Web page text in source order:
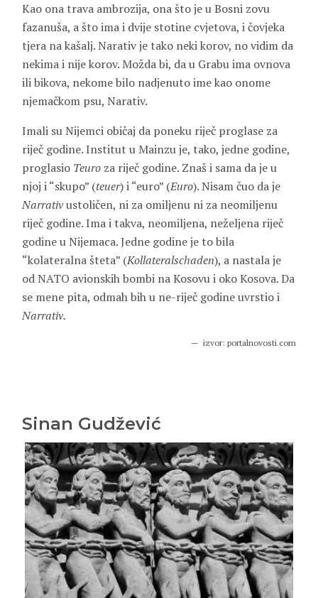
Kao ona trava ambrozija, ona što je u Bosni zovu
fazanuša, a što ima i dvije stotine cvjetova, i čovjeka
tjera na kašalj. Narativ je tako neki korov, no vidim da
nekima i nije korov. Možda bi, da u Grabu ima ovnova
ili bikova, nekome bilo nadjenuto ime kao onome
njemačkom psu, Narativ.
Imali su Nijemci običaj da poneku riječ proglase za
riječ godine. Institut u Mainzu je, tako, jedne godine,
proglasio Teuro za riječ godine. Znaš i sama da je u
njoj i “skupo” (teuer) i “euro” (Euro). Nisam čuo da je
Narrativustoličen, ni za omiljenu ni za neomiljenu
riječ godine. Ima i takva, neomiljena, neželjena riječ
godine u Nijemaca. Jedne godine je to bila
“kolateralna šteta” (Kollateralschaden), a nastala je
od NATO avionskih bombi na Kosovu i oko Kosova. Da
se mene pita, odmah bih u ne-riječ godine uvrstio i
Narrativ.
izvor: portalnovosti.com
Sinan Gudžević